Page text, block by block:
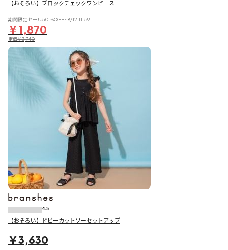
【おそろい】ブロックチェックワンピース
期間限定セール50％OFF~8/12 11:59
￥1,870
定価￥3,740
4.5
【おそろい】ドビーカットソーセットアップ
￥3,630